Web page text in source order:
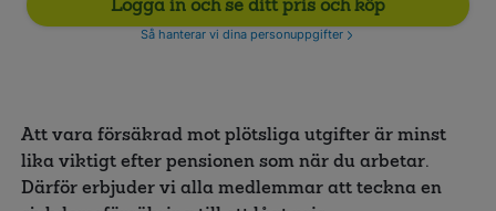
Så hanterar vi dina personuppgifter
Att vara försäkrad mot plötsliga utgifter är minst
lika viktigt efter pensionen som när du arbetar.
Därför erbjuder vi alla medlemmar att teckna en